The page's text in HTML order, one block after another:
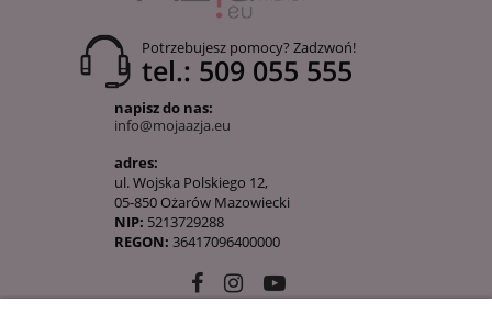
Potrzebujesz pomocy? Zadzwoń!
tel.: 509 055 555
napisz do nas:
info@mojaazja.eu
adres:
ul. Wojska Polskiego 12,
05-850 Ożarów Mazowiecki
NIP: 5213729288
REGON: 36417096400000